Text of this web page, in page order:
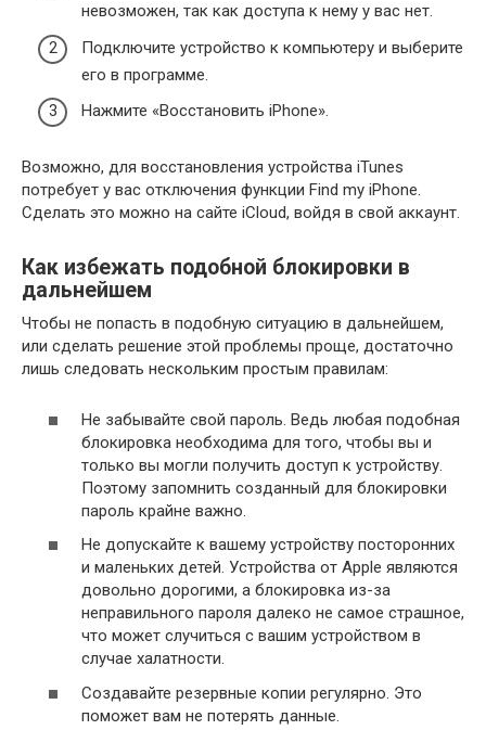
невозможен, так как доступа к нему у вас нет.
Подключите устройство к компьютеру и выберите
его в программе.
Нажмите «Восстановить iPhone».
Возможно, для восстановления устройства iTunes
потребует у вас отключения функции Find my iPhone.
Сделать это можно на сайте iCloud, войдя в свой аккаунт.
Как избежать подобной блокировки в
дальнейшем
Чтобы не попасть в подобную ситуацию в дальнейшем,
или сделать решение этой проблемы проще, достаточно
лишь следовать нескольким простым правилам:
Не забывайте свой пароль. Ведь любая подобная
блокировка необходима для того, чтобы вы и
только вы могли получить доступ к устройству.
Поэтому запомнить созданный для блокировки
пароль крайне важно.
Не допускайте к вашему устройству посторонних
и маленьких детей. Устройства от Apple являются
довольно дорогими, а блокировка из-за
неправильного пароля далеко не самое страшное,
что может случиться с вашим устройством в
случае халатности.
Создавайте резервные копии регулярно. Это
поможет вам не потерять данные.